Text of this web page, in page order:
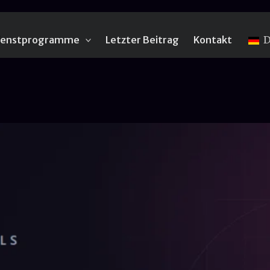
Letzter Beitrag Kontakt